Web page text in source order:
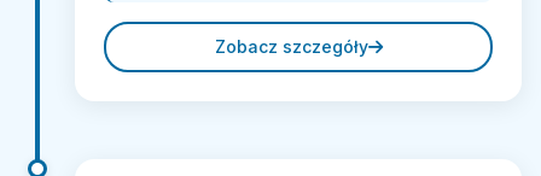
Zobacz szczegóły